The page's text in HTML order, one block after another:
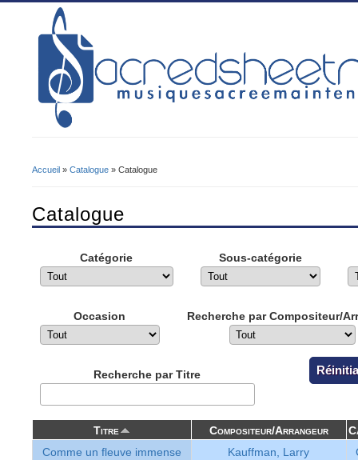
Accueil » Catalogue » Catalogue
Catalogue
Catégorie Sous-catégorie
Occasion Recherche par Compositeur/
Recherche par Titre
Titre Compositeur/Arrangeur
Comme un fleuve immense
Kauffman, Larry